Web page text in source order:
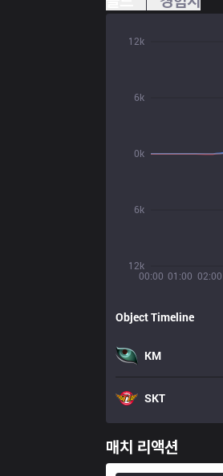
00:00 01:00 02:00
12k
6k
0k
6k
12k
Object Timeline
KM
SKT
매치 리액션